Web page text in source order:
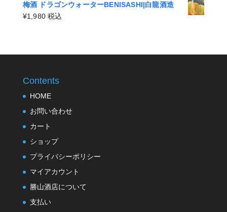
–
帯:
梅酒 ドラゴンウォーターBENISASHI|白龍酒造
¥1,980 税込
Contents
HOME
お問い合わせ
カート
ショップ
プライバシーポリシー
マイアカウント
勝山酒店について
支払い